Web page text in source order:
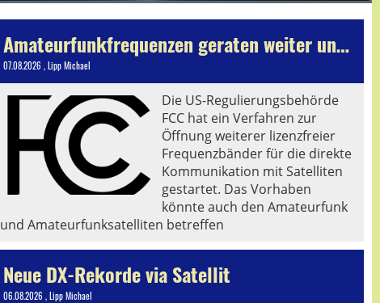
Amateurfunkfrequenzen geraten weiter unter Druck - Konsultationsverfahren eröffnet
07.08.2026 , Lipp Michael
Die US-Regulierungsbehörde
FCC hat ein Verfahren zur
Öffnung weiterer lizenzfreier
Frequenzbänder für die direkte
Kommunikation mit Satelliten
gestartet. Das Vorhaben
könnte auch den Amateurfunk
und Amateurfunksatelliten betreffen
Neue DX-Rekorde via Satellit
06.08.2026 , Lipp Michael